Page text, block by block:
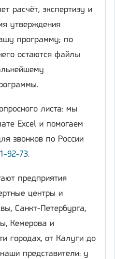
расчёт, экспертизу и
утверждения
программу; по
остаются файлы
листа: мы
Excel и помогаем
звонков по России
92-73.
предприятия
центры и
Санкт-Петербурга,
Кемерова и
городах, от Калуги до
представители: у